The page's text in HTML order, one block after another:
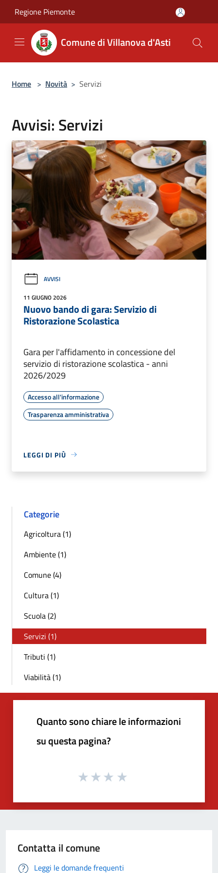
Regione Piemonte
Comune di Villanova d'Asti
Home > Novità > Servizi
Avvisi: Servizi
AVVISI
11 GIUGNO 2026
Nuovo bando di gara: Servizio di
Ristorazione Scolastica
Gara per l'affidamento in concessione del
servizio di ristorazione scolastica - anni
2026/2029
Accesso all'informazione
Trasparenza amministrativa
LEGGI DI PIÙ
Categorie
Agricoltura (1)
Ambiente (1)
Comune (4)
Cultura (1)
Scuola (2)
Servizi (1)
Tributi (1)
Viabilità (1)
Quanto sono chiare le informazioni
su questa pagina?
Contatta il comune
Leggi le domande frequenti